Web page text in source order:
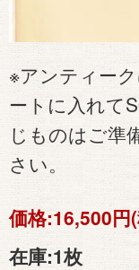
※アンティー
ートに入れて
じものはご準
さい。
価格:16,500円
在庫:1枚